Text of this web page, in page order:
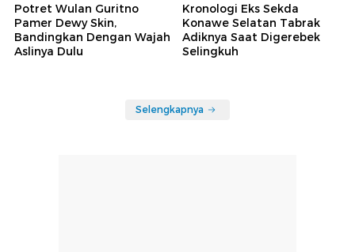
Potret Wulan Guritno
Pamer Dewy Skin,
Bandingkan Dengan Wajah
Aslinya Dulu
Kronologi Eks Sekda
Konawe Selatan Tabrak
Adiknya Saat Digerebek
Selingkuh
Selengkapnya